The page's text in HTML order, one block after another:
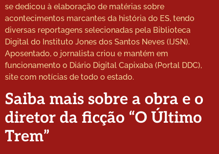
se dedicou à elaboração de matérias sobre
acontecimentos marcantes da história do ES, tendo
diversas reportagens selecionadas pela Biblioteca
Digital do Instituto Jones dos Santos Neves (IJSN).
Aposentado, o jornalista criou e mantém em
funcionamento o Diário Digital Capixaba (Portal DDC),
site com notícias de todo o estado.
Saiba mais sobre a obra e o
diretor da ficção “O Último
Trem”